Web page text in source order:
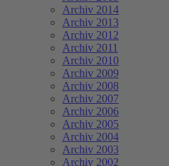
Archiv 2014
Archiv 2013
Archiv 2012
Archiv 2011
Archiv 2010
Archiv 2009
Archiv 2008
Archiv 2007
Archiv 2006
Archiv 2005
Archiv 2004
Archiv 2003
Archiv 2002